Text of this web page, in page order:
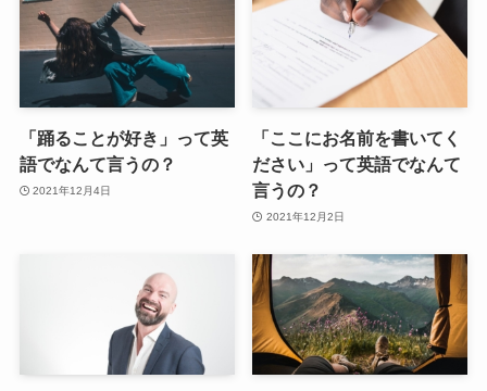
「踊ることが好き」って英
語でなんて言うの？
2021年12月4日
「ここにお名前を書いてく
ださい」って英語でなんて
言うの？
2021年12月2日